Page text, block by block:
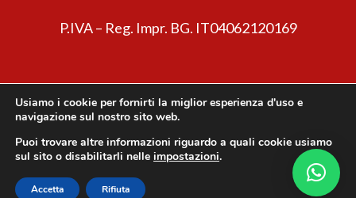
P.IVA – Reg. Impr. BG. IT04062120169
Innovea © 2026. Tutti i diritti riservati.
Usiamo i cookie per fornirti la miglior esperienza d'uso e
navigazione sul nostro sito web.
Puoi trovare altre informazioni riguardo a quali cookie usiamo
sul sito o disabilitarli nelle impostazioni.
Accetta Rifiuta